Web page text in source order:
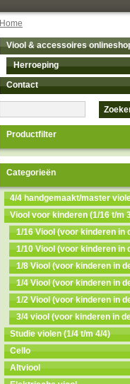
Home
Viool & accessoires
Herroeping
Contact
Productfilter
Categorieën
4/4 handgemaakt/master
Viool voor kinderen (1/16 t/m
1/16 Viool (voor kinderen in
1/10 Viool (voor kinderen in
1/8 Viool (voor kinderen in
1/4 Viool (voor kinderen in
1/2 Viool (voor kinderen in
3/4 viool (voor kinderen in
Studie violen (1/4 t/m 4/4)
Cello
Altviool